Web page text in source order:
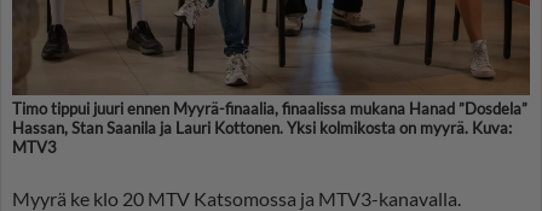
Timo tippui juuri ennen Myyrä-finaalia, finaalissa mukana Hanad ”Dosdela”
Hassan, Stan Saanila ja Lauri Kottonen. Yksi kolmikosta on myyrä. Kuva:
MTV3
Myyrä ke klo 20 MTV Katsomossa ja MTV3-kanavalla.